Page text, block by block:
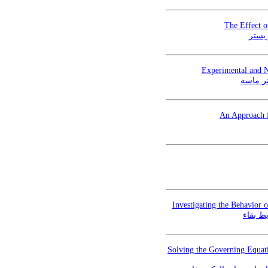
The Effect
Experimental and
ماسه
An Approach
Investigating the Behavior
بقاء
Solving the Governing